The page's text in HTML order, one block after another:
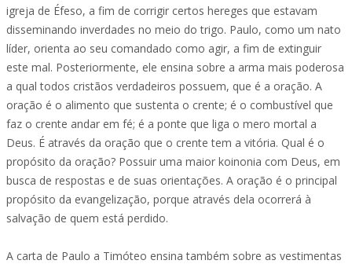
igreja de Éfeso, a fim de corrigir certos hereges que estavam
disseminando inverdades no meio do trigo. Paulo, como um nato
líder, orienta ao seu comandado como agir, a fim de extinguir
este mal. Posteriormente, ele ensina sobre a arma mais poderosa
a qual todos cristãos verdadeiros possuem, que é a oração. A
oração é o alimento que sustenta o crente; é o combustível que
faz o crente andar em fé; é a ponte que liga o mero mortal a
Deus. É através da oração que o crente tem a vitória. Qual é o
propósito da oração? Possuir uma maior koinonia com Deus, em
busca de respostas e de suas orientações. A oração é o principal
propósito da evangelização, porque através dela ocorrerá à
salvação de quem está perdido.
A carta de Paulo a Timóteo ensina também sobre as vestimentas